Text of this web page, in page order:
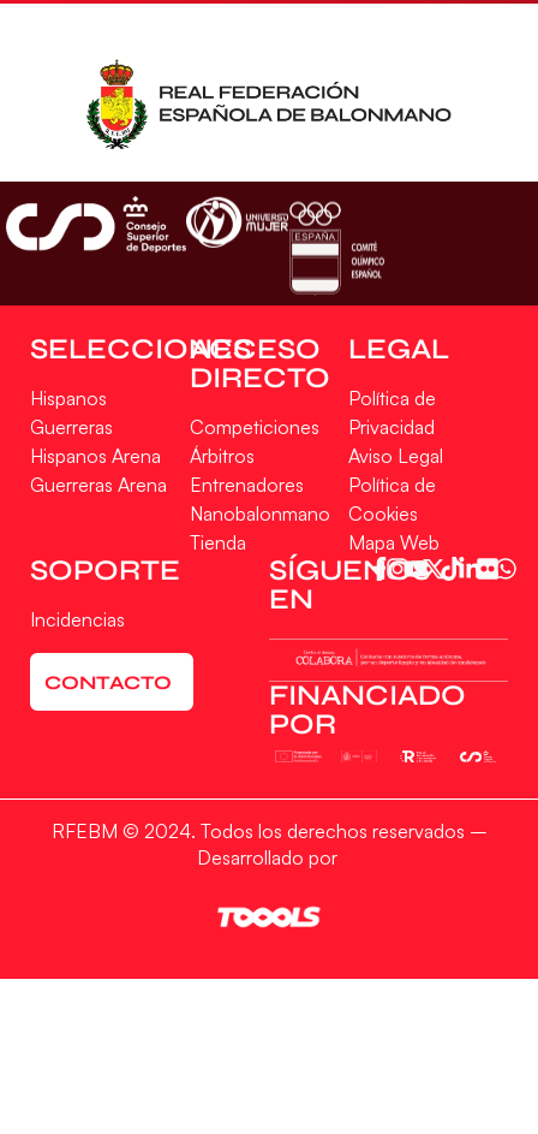
SELECCIONES
Hispanos
Guerreras
Hispanos Arena
Guerreras Arena
ACCESO
DIRECTO
Competiciones
Árbitros
Entrenadores
Nanobalonmano
Tienda
LEGAL
Política de
Privacidad
Aviso Legal
Política de
Cookies
Mapa Web
SOPORTE
Incidencias
CONTACTO
SÍGUENOS
EN
FINANCIADO
POR
RFEBM © 2024. Todos los derechos reservados –
Desarrollado por